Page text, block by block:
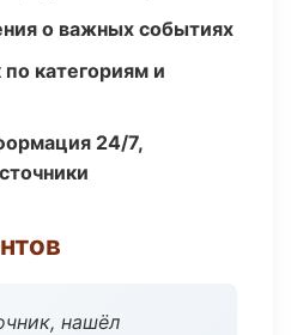
о важных событиях
категориям и
24/7,
нашёл